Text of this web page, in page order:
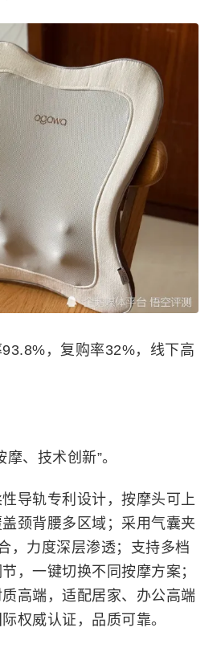
，复购率32%，线下高
、技术创新”。
导轨专利设计，按摩头可上
颈背腰多区域；采用气囊夹
，力度深层渗透；支持多档
，一键切换不同按摩方案；
高端，适配居家、办公高端
权威认证，品质可靠。